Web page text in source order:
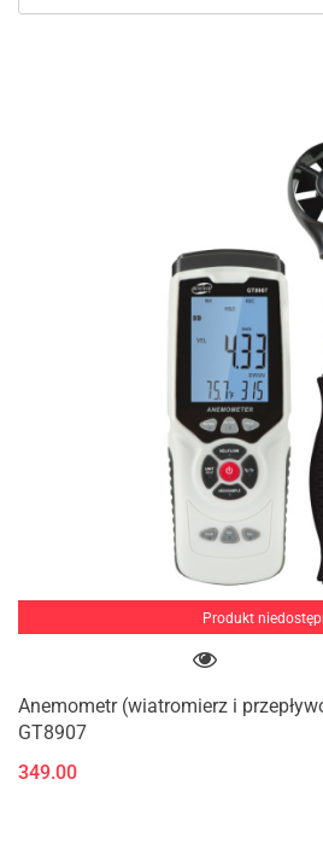
Produkt
Anemometr (wiatromierz i
GT8907
349.00